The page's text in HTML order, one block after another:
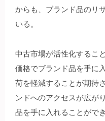
からも、ブランド品のリ
いる。
中古市場が活性化するこ
価格でブランド品を手に
荷を軽減することが期待
ンドへのアクセスが広が
品を手に入れることがで